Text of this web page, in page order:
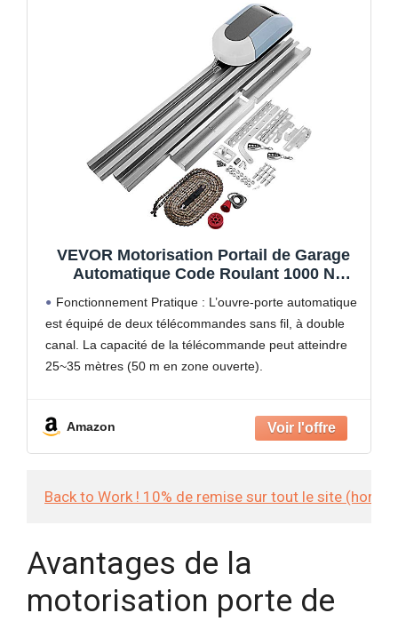
VEVOR Motorisation Portail de Garage
Automatique Code Roulant 1000 N
max Portail Électrique a Vérin Code
Roulant pour Portes Sectionnelles et
Portes Basculantes
Fonctionnement Pratique : L’ouvre-porte automatique
est équipé de deux télécommandes sans fil, à double
canal. La capacité de la télécommande peut atteindre
25~35 mètres (50 m en zone ouverte).
Amazon
Back to Work ! 10% de remise sur tout le site (hors
Avantages de la
motorisation porte de